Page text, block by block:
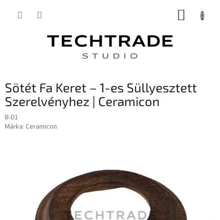
KOSÁR
Sötét Fa Keret – 1-es Süllyesztett
Szerelvényhez | Ceramicon
B-D1
Márka: Ceramicon